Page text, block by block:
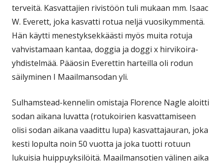
terveitä. Kasvattajien rivistöön tuli mukaan mm. Isaac
W. Everett, joka kasvatti rotua neljä vuosikymmentä.
Hän käytti menestyksekkäästi myös muita rotuja
vahvistamaan kantaa, doggia ja doggi x hirvikoira-
yhdistelmää. Pääosin Everettin harteilla oli rodun
säilyminen I Maailmansodan yli.
Sulhamstead-kennelin omistaja Florence Nagle aloitti
sodan aikana luvatta (rotukoirien kasvattamiseen
olisi sodan aikana vaadittu lupa) kasvattajauran, joka
kesti lopulta noin 50 vuotta ja joka tuotti rotuun
lukuisia huippuyksilöitä. Maailmansotien välinen aika